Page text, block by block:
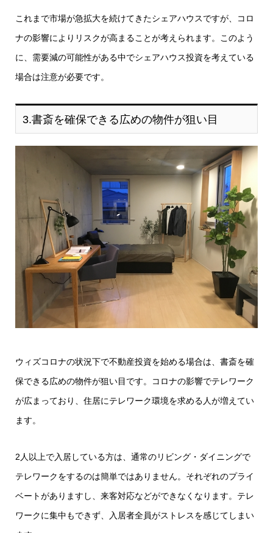
これまで市場が急拡大を続けてきたシェアハウスですが、コロ
ナの影響によりリスクが高まることが考えられます。このよう
に、需要減の可能性がある中でシェアハウス投資を考えている
場合は注意が必要です。
3.書斎を確保できる広めの物件が狙い目
ウィズコロナの状況下で不動産投資を始める場合は、書斎を確
保できる広めの物件が狙い目です。コロナの影響でテレワーク
が広まっており、住居にテレワーク環境を求める人が増えてい
ます。
2人以上で入居している方は、通常のリビング・ダイニングで
テレワークをするのは簡単ではありません。それぞれのプライ
ベートがありますし、来客対応などができなくなります。テレ
ワークに集中もできず、入居者全員がストレスを感じてしまい